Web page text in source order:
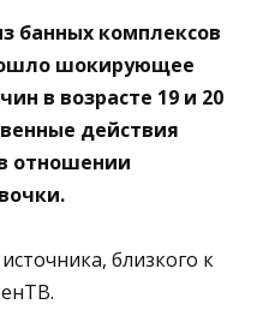
банных комплексов
шокирующее
в возрасте 19 и 20
действия
отношении
близкого к